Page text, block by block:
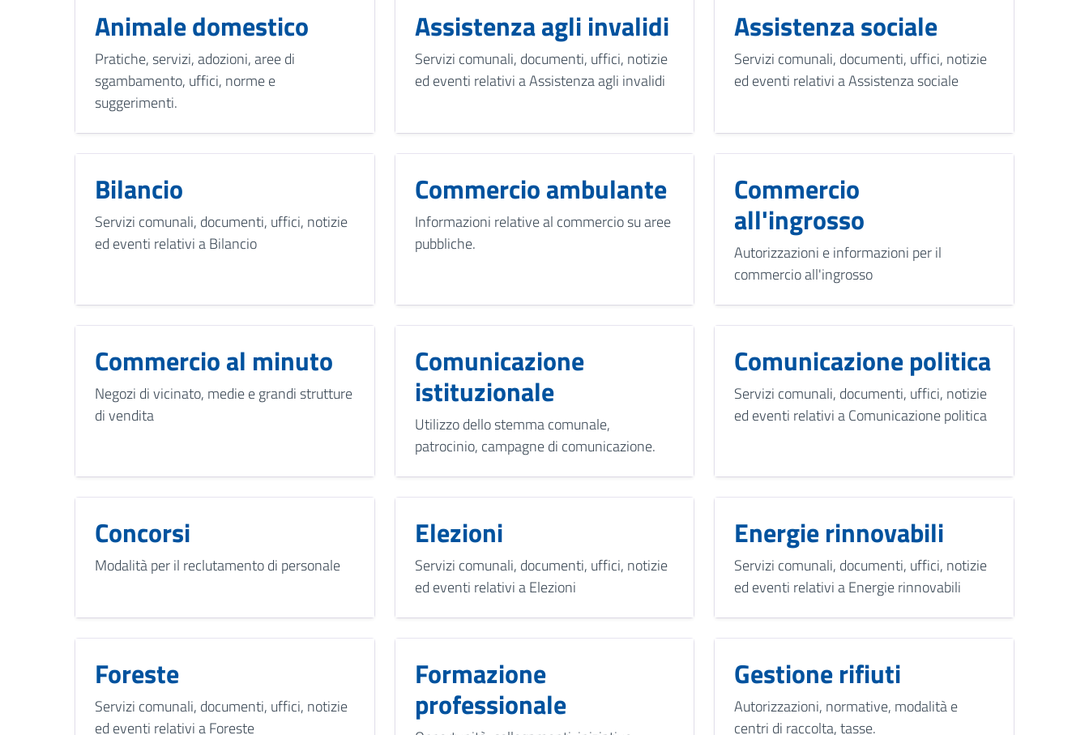
Animale domestico
Pratiche, servizi, adozioni, aree di
sgambamento, uffici, norme e
suggerimenti.
Assistenza agli invalidi
Servizi comunali, documenti, uffici, notizie
ed eventi relativi a Assistenza agli invalidi
Assistenza sociale
Servizi comunali, documenti, uffici, notizie
ed eventi relativi a Assistenza sociale
Bilancio
Servizi comunali, documenti, uffici, notizie
ed eventi relativi a Bilancio
Commercio ambulante
Informazioni relative al commercio su aree
pubbliche.
Commercio
all'ingrosso
Autorizzazioni e informazioni per il
commercio all'ingrosso
Commercio al minuto
Negozi di vicinato, medie e grandi strutture
di vendita
Comunicazione
istituzionale
Utilizzo dello stemma comunale,
patrocinio, campagne di comunicazione.
Comunicazione politica
Servizi comunali, documenti, uffici, notizie
ed eventi relativi a Comunicazione politica
Concorsi
Modalità per il reclutamento di personale
Elezioni
Servizi comunali, documenti, uffici, notizie
ed eventi relativi a Elezioni
Energie rinnovabili
Servizi comunali, documenti, uffici, notizie
ed eventi relativi a Energie rinnovabili
Foreste
Servizi comunali, documenti, uffici, notizie
ed eventi relativi a Foreste
Formazione
professionale
Gestione rifiuti
Autorizzazioni, normative, modalità e
centri di raccolta, tasse.